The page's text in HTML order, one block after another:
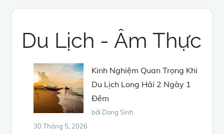
Du Lịch - Âm Thực
Kinh Nghiệm Quan Trọng Khi
Du Lịch Long Hải 2 Ngày 1
Đêm
bởi Dong Sinh
30 Tháng 5, 2026